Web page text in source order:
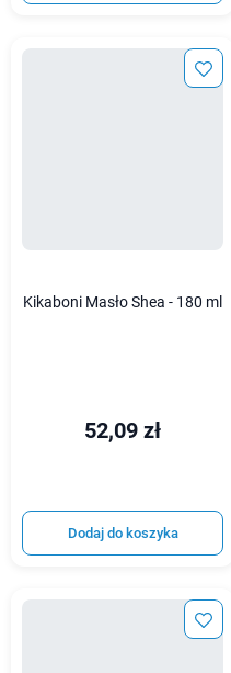
Kikaboni Masło Shea - 180 ml
52,09 zł
Dodaj do koszyka